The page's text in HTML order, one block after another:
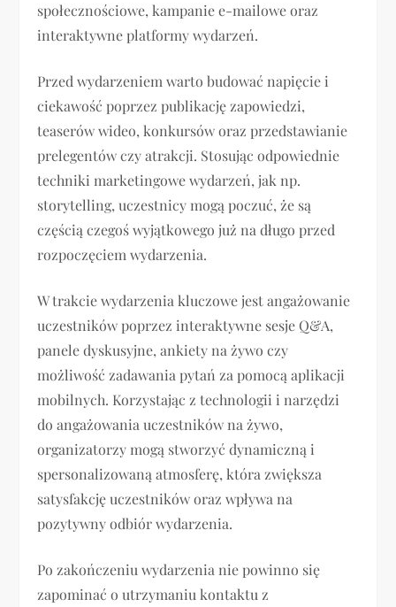
społecznościowe, kampanie e-mailowe oraz
interaktywne platformy wydarzeń.
Przed wydarzeniem warto budować napięcie i
ciekawość poprzez publikację zapowiedzi,
teaserów wideo, konkursów oraz przedstawianie
prelegentów czy atrakcji. Stosując odpowiednie
techniki marketingowe wydarzeń, jak np.
storytelling, uczestnicy mogą poczuć, że są
częścią czegoś wyjątkowego już na długo przed
rozpoczęciem wydarzenia.
W trakcie wydarzenia kluczowe jest angażowanie
uczestników poprzez interaktywne sesje Q&A,
panele dyskusyjne, ankiety na żywo czy
możliwość zadawania pytań za pomocą aplikacji
mobilnych. Korzystając z technologii i narzędzi
do angażowania uczestników na żywo,
organizatorzy mogą stworzyć dynamiczną i
spersonalizowaną atmosferę, która zwiększa
satysfakcję uczestników oraz wpływa na
pozytywny odbiór wydarzenia.
Po zakończeniu wydarzenia nie powinno się
zapominać o utrzymaniu kontaktu z